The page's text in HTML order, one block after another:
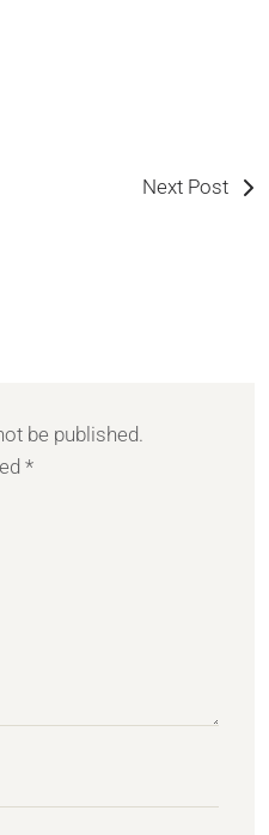
Next Post
be published.
*